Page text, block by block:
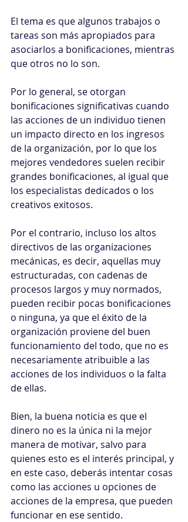
El tema es que algunos trabajos o
tareas son más apropiados para
asociarlos a bonificaciones, mientras
que otros no lo son.
Por lo general, se otorgan
bonificaciones significativas cuando
las acciones de un individuo tienen
un impacto directo en los ingresos
de la organización, por lo que los
mejores vendedores suelen recibir
grandes bonificaciones, al igual que
los especialistas dedicados o los
creativos exitosos.
Por el contrario, incluso los altos
directivos de las organizaciones
mecánicas, es decir, aquellas muy
estructuradas, con cadenas de
procesos largos y muy normados,
pueden recibir pocas bonificaciones
o ninguna, ya que el éxito de la
organización proviene del buen
funcionamiento del todo, que no es
necesariamente atribuible a las
acciones de los individuos o la falta
de ellas.
Bien, la buena noticia es que el
dinero no es la única ni la mejor
manera de motivar, salvo para
quienes esto es el interés principal, y
en este caso, deberás intentar cosas
como las acciones u opciones de
acciones de la empresa, que pueden
funcionar en ese sentido.